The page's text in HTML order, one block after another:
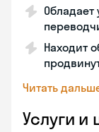
Обладает
Находит
Читать
Услуги и